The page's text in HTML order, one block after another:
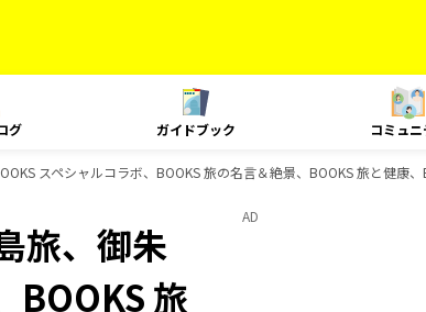
グ ガイドブック コミュニ
スペシャルコラボ、BOOKS 旅の名言＆絶景、BOOKS 旅と健康
旅、御朱
BOOKS 旅
AD